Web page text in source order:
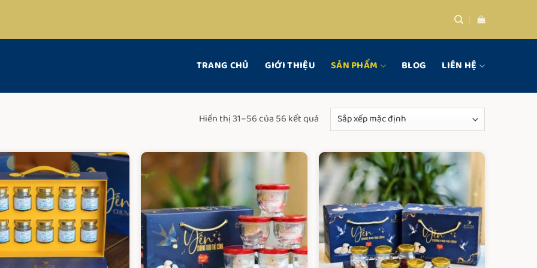
TRANG CHỦ GIỚI THIỆU SẢN PHẨM BLOG LIÊN HỆ
Hiển thị 31–56 của 56 kết quả